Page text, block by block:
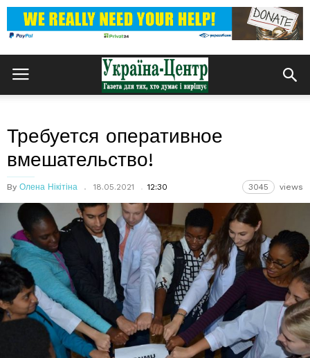
Требуется оперативное
вмешательство!
By Олена Нікітіна 18.05.2021 12:30 3045 views